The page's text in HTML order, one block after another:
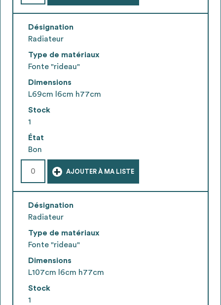
Désignation
Radiateur
Type de matériaux
Fonte "rideau"
Dimensions
L69cm l6cm h77cm
Stock
1
État
Bon
+ AJOUTER À MA LISTE
Désignation
Radiateur
Type de matériaux
Fonte "rideau"
Dimensions
L107cm l6cm h77cm
Stock
1